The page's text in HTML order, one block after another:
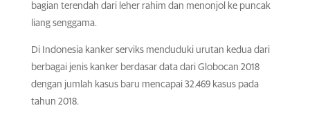
bagian terendah dari leher rahim dan menonjol ke puncak
liang senggama.
Di Indonesia kanker serviks menduduki urutan kedua dari
berbagai jenis kanker berdasar data dari Globocan 2018
dengan jumlah kasus baru mencapai 32.469 kasus pada
tahun 2018.